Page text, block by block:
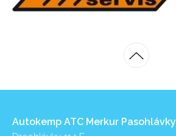
Autokemp ATC Merkur Pasohlávky